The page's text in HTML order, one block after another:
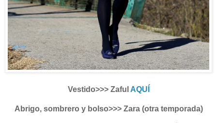
Vestido>>> Zaful AQUÍ
Abrigo, sombrero y bolso>>> Zara (otra temporada)